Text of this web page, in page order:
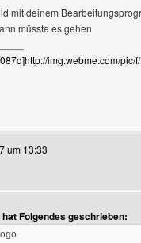
mit deinem
müsste es gehen
img.webme.com/
Benutzers besuchen:
um 13:33
Folgendes geschrieben: